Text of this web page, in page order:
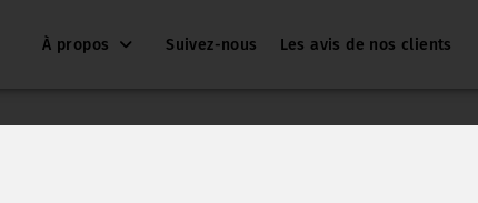
À propos Suivez-nous Les avis de nos clients